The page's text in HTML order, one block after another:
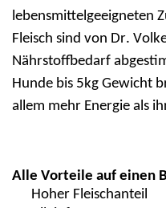
lebensmittelgeeigneten
Fleisch sind von Dr.
Nährstoffbedarf
Hunde bis 5kg Gewicht
allem mehr Energie als
Alle Vorteile auf einen
Hoher Fleischanteil